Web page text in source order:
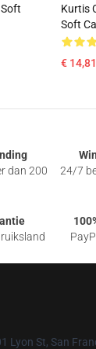
Kurtis
Soft
€
dan 200
24/7
Lyon St, San